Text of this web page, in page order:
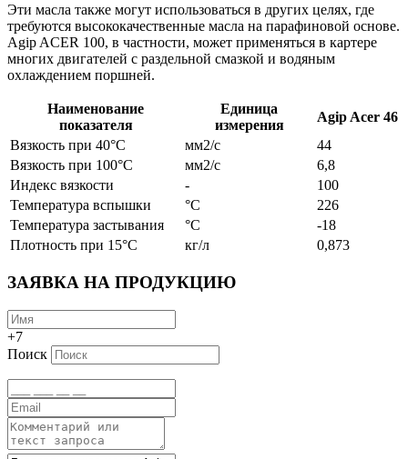
Эти масла также могут использоваться в других целях, где
требуются высококачественные масла на парафиновой основе.
Agip ACER 100, в частности, может применяться в картере
многих двигателей с раздельной смазкой и водяным
охлаждением поршней.
Наименование
показателя
Единица
измерения
Agip Acer 46
Вязкость при 40°C
мм2/с
44
Вязкость при 100°C
мм2/с
6,8
Индекс вязкости
-
100
Температура вспышки
°C
226
Температура застывания
°C
-18
Плотность при 15°C
кг/л 0,873
ЗАЯВКА НА ПРОДУКЦИЮ
+7
Поиск